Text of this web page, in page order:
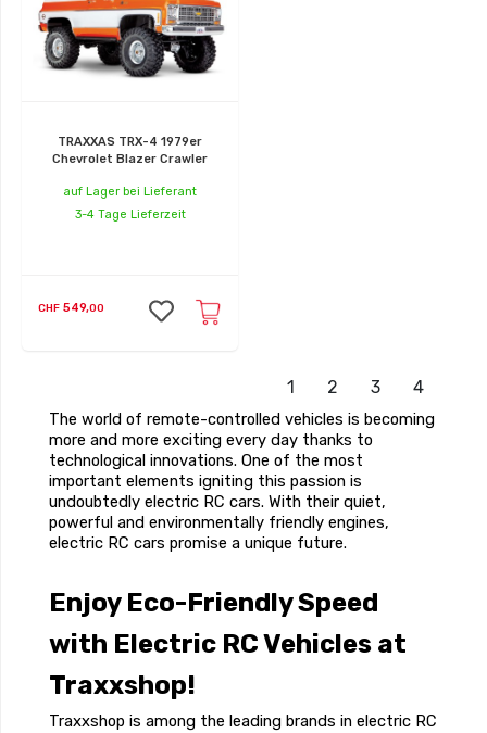
TRAXXAS TRX-4 1979er
Chevrolet Blazer Crawler
auf Lager bei Lieferant
3-4 Tage Lieferzeit
CHF 549,00
1 2 3 4
The world of remote-controlled vehicles is becoming
more and more exciting every day thanks to
technological innovations. One of the most
important elements igniting this passion is
undoubtedly electric RC cars. With their quiet,
powerful and environmentally friendly engines,
electric RC cars promise a unique future.
Enjoy Eco-Friendly Speed
with Electric RC Vehicles at
Traxxshop!
Traxxshop is among the leading brands in electric RC